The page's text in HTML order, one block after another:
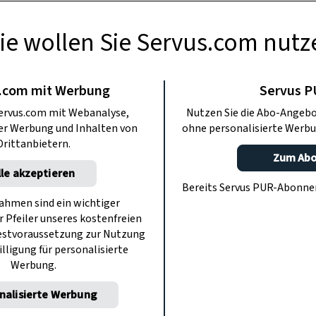
KÜCHE
Die Birne
Sortenvielfalt. Das könnte uns
Tafel- oder Mostbirne: Wir lassen
schmecken.
wollen Sie Servus.com
mit Werbung
mit Webanalyse,
Werbung und Inhalten von
akzeptieren
sind ein wichtiger
unseres kostenfreien
zur Nutzung
für personalisierte
Werbung.
Werbung
Servus
Nutzen Sie die Abo-
ohne personalisierte
Zum
Bereits Servus PUR-